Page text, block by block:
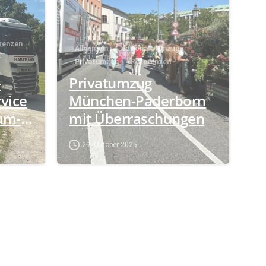
Allgemein
Nationale Umzüge
Privatumzug
Referenzen
Privatumzug
München-Paderborn
mit Überraschungen
29. Oktober 2025